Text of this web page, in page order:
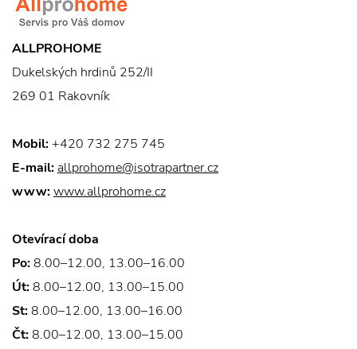
ALLPROHOME
Dukelských hrdinů 252/II
269 01 Rakovník
Mobil: +420 732 275 745
E-mail: allprohome@isotrapartner.cz
www:www.allprohome.cz
Otevírací doba
Po:8.00–12.00, 13.00–16.00
Út:8.00–12.00, 13.00–15.00
St:8.00–12.00, 13.00–16.00
Čt:8.00–12.00, 13.00–15.00